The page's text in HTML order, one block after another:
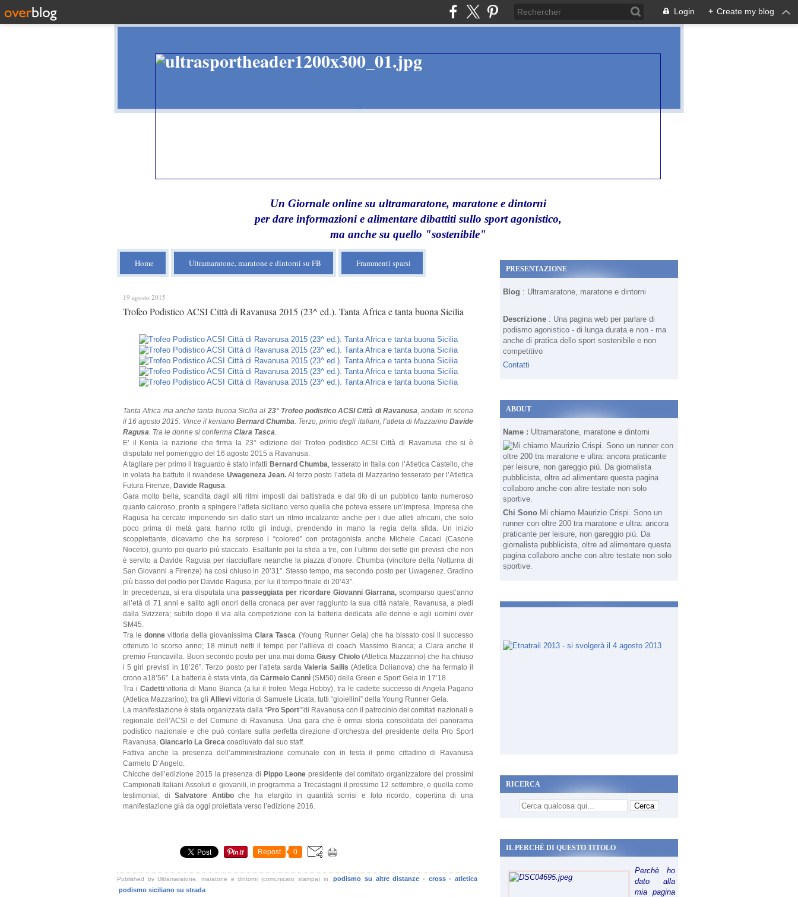
Login + Create my blog
Un Giornale online su ultramaratone, maratone e dintorni
per dare informazioni e alimentare dibattiti sullo sport agonistico,
ma anche su quello "sostenibile"
Home Ultramaratone, maratone e dintorni su FB Frammenti sparsi
19 agosto 2015
Trofeo Podistico ACSI Città di Ravanusa 2015 (23^ ed.). Tanta Africa e tanta buona Sicilia
Tanta Africa ma anche tanta buona Sicilia al 23° Trofeo podistico ACSI Città di Ravanusa, andato in scena
il 16 agosto 2015. Vince il keniano Bernard Chumba. Terzo, primo degli italiani, l’atleta di Mazzarino Davide
Ragusa. Tra le donne si conferma Clara Tasca.
E’ il Kenia la nazione che firma la 23° edizione del Trofeo podistico ACSI Città di Ravanusa che si è
disputato nel pomeriggio del 16 agosto 2015 a Ravanusa.
A tagliare per primo il traguardo è stato infatti Bernard Chumba, tesserato in Italia con l’Atletica Castello, che
in volata ha battuto il rwandese Uwageneza Jean. Al terzo posto l’atleta di Mazzarino tesserato per l’Atletica
Futura Firenze, Davide Ragusa.
Gara molto bella, scandita dagli alti ritmi imposti dai battistrada e dal tifo di un pubblico tanto numeroso
quanto caloroso, pronto a spingere l’atleta siciliano verso quella che poteva essere un’impresa. Impresa che
Ragusa ha cercato imponendo sin dallo start un ritmo incalzante anche per i due atleti africani, che solo
poco prima di metà gara hanno rotto gli indugi, prendendo in mano la regia della sfida. Un inizio
scoppiettante, dicevamo che ha sorpreso i “colored” con protagonista anche Michele Cacaci (Casone
Noceto), giunto poi quarto più staccato. Esaltante poi la sfida a tre, con l’ultimo dei sette giri previsti che non
è servito a Davide Ragusa per riacciuffare neanche la piazza d’onore. Chumba (vincitore della Notturna di
San Giovanni a Firenze) ha così chiuso in 20’31”. Stesso tempo, ma secondo posto per Uwagenez. Gradino
più basso del podio per Davide Ragusa, per lui il tempo finale di 20’43”.
In precedenza, si era disputata una passeggiata per ricordare Giovanni Giarrana, scomparso quest’anno
all’età di 71 anni e salito agli onori della cronaca per aver raggiunto la sua città natale, Ravanusa, a piedi
dalla Svizzera; subito dopo il via alla competizione con la batteria dedicata alle donne e agli uomini over
SM45.
Tra ledonne vittoria della giovanissimaClara Tasca (Young Runner Gela) che ha bissato così il successo
ottenuto lo scorso anno; 18 minuti netti il tempo per l’allieva di coach Massimo Bianca; a Clara anche il
premio Francavilla. Buon secondo posto per una mai domaGiusy Chiolo(Atletica Mazzarino) che ha chiuso
i 5 giri previsti in 18’26”. Terzo posto per l’atleta sardaValeria Sailis (Atletica Dolianova) che ha fermato il
crono a18’56”. La batteria è stata vinta, da Carmelo Cannì (SM50) della Green e Sport Gela in 17’18.
Tra i Cadettivittoria di Mario Bianca (a lui il trofeo Mega Hobby), tra le cadette successo di Angela Pagano
(Atletica Mazzarino); tra gli Allievi vittoria di Samuele Licata, tutti “gioiellini” della Young Runner Gela.
La manifestazione è stata organizzata dalla “Pro Sport’”di Ravanusa con il patrocinio dei comitati nazionali e
regionale dell’ACSI e del Comune di Ravanusa. Una gara che è ormai storia consolidata del panorama
podistico nazionale e che può contare sulla perfetta direzione d’orchestra del presidente della Pro Sport
Ravanusa, Giancarlo La Greca coadiuvato dal suo staff.
Fattiva anche la presenza dell’amministrazione comunale con in testa il primo cittadino di Ravanusa
Carmelo D’Angelo.
Chicche dell’edizione 2015 la presenza di Pippo Leonepresidente del comitato organizzatore dei prossimi
Campionati Italiani Assoluti e giovanili, in programma a Trecastagni il prossimo 12 settembre, e quella come
testimonial, diSalvatore Antiboche ha elargito in quantità sorrisi e foto ricordo, copertina di una
manifestazione già da oggi proiettata verso l’edizione 2016.
Repost 0
Published by Ultramaratone, maratone e dintorni (comunicato stampa) in
podismo su altre distanze - cross - atletica
podismo siciliano su strada
PRESENTAZIONE
Blog : Ultramaratone, maratone e dintorni
Descrizione : Una pagina web per parlare di
podismo agonistico - di lunga durata e non - ma
anche di pratica dello sport sostenibile e non
competitivo
Contatti
ABOUT
Name : Ultramaratone, maratone e dintorni
Chi Sono Mi chiamo Maurizio Crispi. Sono un
runner con oltre 200 tra maratone e ultra: ancora
praticante per leisure, non gareggio più. Da
giornalista pubblicista, oltre ad alimentare questa
pagina collaboro anche con altre testate non solo
sportive.
RICERCA
IL PERCHÈ DI QUESTO TITOLO
Perchè ho
dato alla
mia pagina